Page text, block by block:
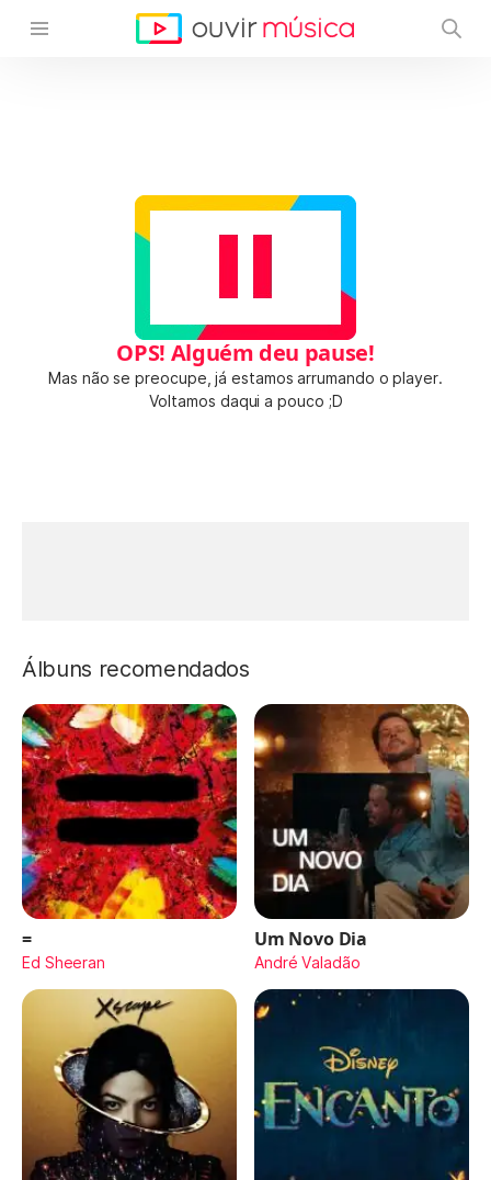
OPS! Alguém deu pause!
Mas não se preocupe, já estamos arrumando o player.
Voltamos daqui a pouco ;D
Álbuns recomendados
=
Ed Sheeran
Um Novo Dia
André Valadão